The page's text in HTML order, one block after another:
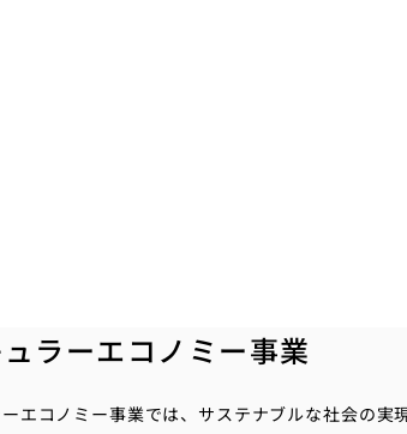
ラーエコノミー事業
エコノミー事業では、サステナブルな社会の実